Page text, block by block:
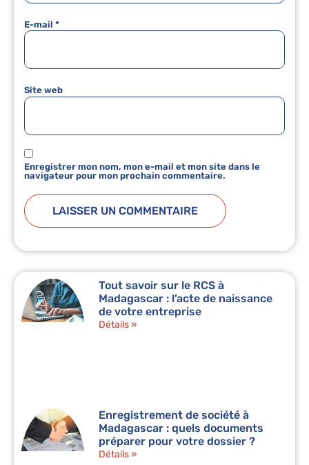
E-mail *
Site web
Enregistrer mon nom, mon e-mail et mon site dans le
navigateur pour mon prochain commentaire.
Tout savoir sur le RCS à
Madagascar : l’acte de naissance
de votre entreprise
Détails »
Enregistrement de société à
Madagascar : quels documents
préparer pour votre dossier ?
Détails »